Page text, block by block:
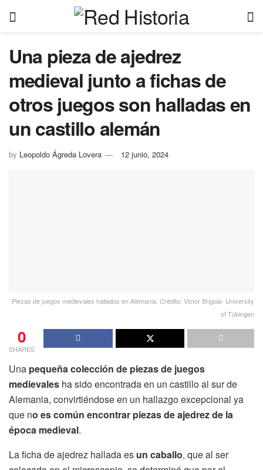
Una pieza de ajedrez
medieval junto a fichas de
otros juegos son halladas en
un castillo alemán
by Leopoldo Ágreda Lovera 12 junio, 2024
Piezas de juegos medievales hallados en Alemania. Crédito: Victor Brigola- University
of Tübingen
0
SHARES
Una pequeña colección de piezas de juegos
medievales ha sido encontrada en un castillo al sur de
Alemania, convirtiéndose en un hallazgo excepcional ya
que no es común encontrar piezas de ajedrez de la
época medieval.
La ficha de ajedrez hallada es un caballo, que al ser